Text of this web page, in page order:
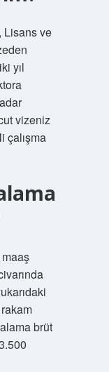
Lisans ve
yıl
vizeniz
çalışma
brüt